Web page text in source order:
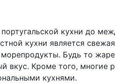
кухни до
кухни является
Будь то
Кроме того, многие
кухнями.